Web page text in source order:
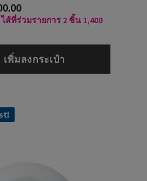
ส้ที่ร่วมรายการ 2 ชิ้น 1,400
เพิ่มลงกระเป๋า